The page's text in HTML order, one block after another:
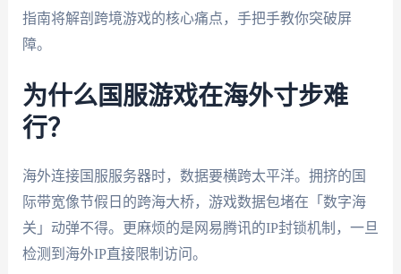
指南将解剖跨境游戏的核心痛点，手把手教你突破屏
障。
为什么国服游戏在海外寸步难
行？
海外连接国服服务器时，数据要横跨太平洋。拥挤的国
际带宽像节假日的跨海大桥，游戏数据包堵在「数字海
关」动弹不得。更麻烦的是网易腾讯的IP封锁机制，一旦
检测到海外IP直接限制访问。